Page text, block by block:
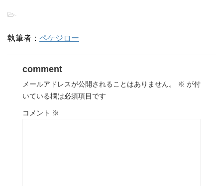
-
執筆者： ペケジロー
comment
メールアドレスが公開されることはありません。 ※ が付
いている欄は必須項目です
コメント ※